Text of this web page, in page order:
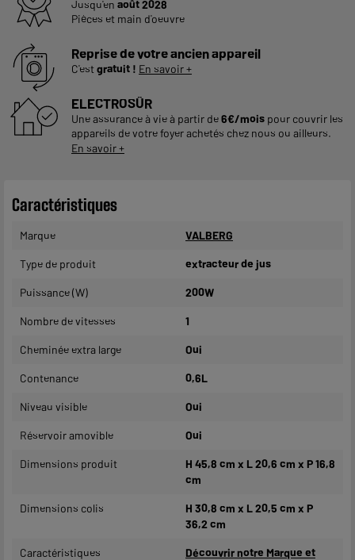
Jusqu'en août 2028
Pièces et main d'oeuvre
Reprise de votre ancien appareil
C'estgratuit ! En savoir +
ELECTROSÛR
Une assurance à vie à partir de6€/mois pour couvrir les
appareils de votre foyer achetés chez nous ou ailleurs.
En savoir +
Caractéristiques
Marque VALBERG
Type de produit extracteur de jus
Puissance (W) 200W
Nombre de vitesses 1
Cheminée extra large Oui
Contenance 0,6L
Niveau visible Oui
Réservoir amovible Oui
Dimensions produit
H 45,8 cm x L 20,6 cm x P 16,8
cm
Dimensions colis
H 30,8 cm x L 20,5 cm x P
36,2 cm
Caractéristiques
Découvrir notre Marque et